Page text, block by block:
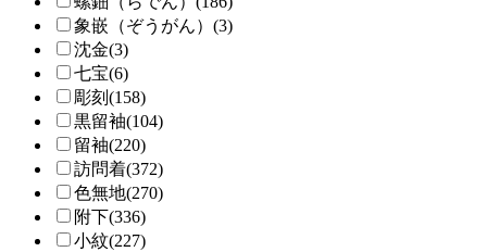
象嵌（ぞうがん）(3)
沈金(3)
七宝(6)
彫刻(158)
黒留袖(104)
留袖(220)
訪問着(372)
色無地(270)
附下(336)
小紋(227)